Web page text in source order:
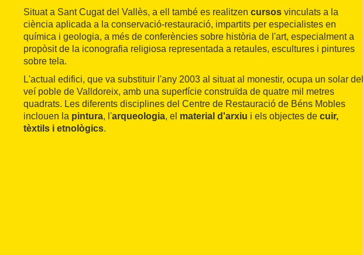
Situat a Sant Cugat del Vallès, a ell també es realitzen cursos vinculats a la
ciència aplicada a la conservació-restauració, impartits per especialistes en
química i geologia, a més de conferències sobre història de l'art, especialment a
propòsit de la iconografia religiosa representada a retaules, escultures i pintures
sobre tela.
L'actual edifici, que va substituir l'any 2003 al situat al monestir, ocupa un solar del
veí poble de Valldoreix, amb una superfície construïda de quatre mil metres
quadrats. Les diferents disciplines del Centre de Restauració de Béns Mobles
inclouen la pintura, l'arqueologia, el material d'arxiu i els objectes de cuir,
tèxtils i etnològics.